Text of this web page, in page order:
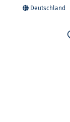
Deutschland